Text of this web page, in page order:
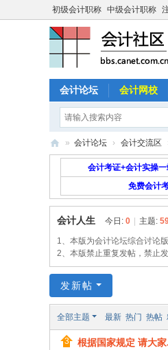
初级会计职称 中级会计职称
会计论坛 会计网校
会
计
社
» 会计论坛 › 会计交流区
会计考证+会计实操
免费会计
会计人生 今日: 0 主题:
1、本版为会计论坛综合讨论
2、本版禁止重复发帖，禁止
发新帖
全部主题 最新 热门 热帖
根据国家规定 请大